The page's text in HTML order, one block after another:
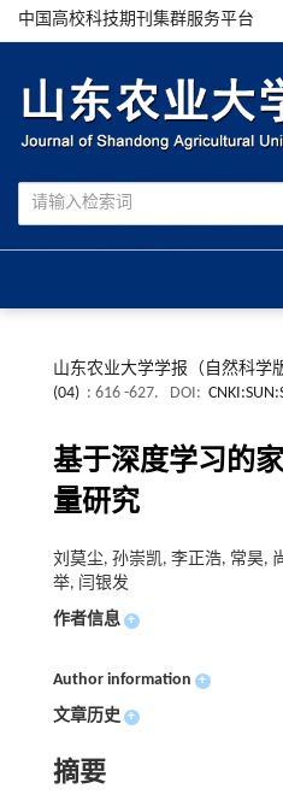
中国高校科技期刊集群服务平台
山东农业大学学报（自然科学
(04) : 616 -627. DOI:
基于深度学习的
量研究
刘莫尘, 孙崇凯, 李正浩, 常昊,
举, 闫银发
作者信息 +
Author information +
文章历史 +
摘要